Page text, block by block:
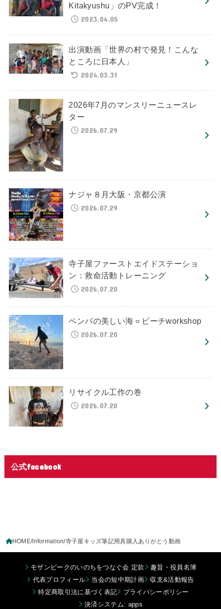
Kitakyushu」のPV完成！
2023.04.05
出演動画「世界の村で発見！こんな
ところに日本人」
2024.03.31
2026年7月のマンスリーニュースレ
ター
2026.07.29
ナジャ８月大阪・京都公演
2026.07.29
寺子屋ファーストエイドステーショ
ン：救命活動トレーニング
2026.07.20
ペンバの美しい海＝ビーチworkshop
2026.07.20
リサイクル工作の巻
2026.07.20
公式facebook
HOME Information 寺子屋キッズ筆記用具購入ありがとう動画
モザンビークのいのちをつなぐ会 定款
趣旨・役員名簿
代表プロフィール
当会の短中期計画
収支&活動報告
特定商取引法に基づく表記
プライバシーポリシー
決済システム: apps